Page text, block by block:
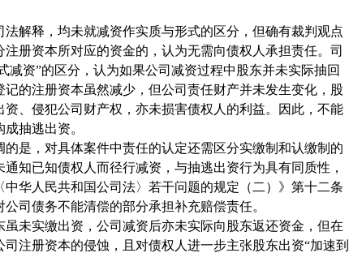
解释，均未就减资作实质与形式的区分，但确有裁判观点
册资本所对应的资金的，认为无需向债权人承担责任。司
减资”的区分，认为如果公司减资过程中股东并未实际抽回
的注册资本虽然减少，但公司责任财产并未发生变化，股
、侵犯公司财产权，亦未损害债权人的利益。因此，不能
抽逃出资。
是，对具体案件中责任的认定还需区分实缴制和认缴制的
知已知债权人而径行减资，与抽逃出资行为具有同质性，
华人民共和国公司法〉若干问题的规定（二）》第十二条
司债务不能清偿的部分承担补充赔偿责任。
未实缴出资，公司减资后亦未实际向股东返还资金，但在
注册资本的侵蚀，且对债权人进一步主张股东出资“加速到